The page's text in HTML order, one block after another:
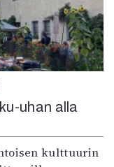
uhan alla
kulttuurin